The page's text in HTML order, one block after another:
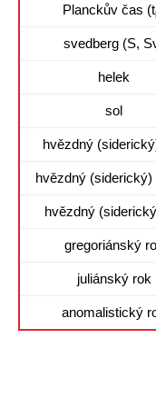
Planckův čas (t
svedberg (S,
helek
sol
hvězdný
hvězdný
hvězdný
gregoriánský
juliánský rok
anomalistický